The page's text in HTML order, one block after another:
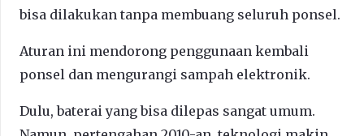
bisa dilakukan tanpa membuang seluruh ponsel.
Aturan ini mendorong penggunaan kembali
ponsel dan mengurangi sampah elektronik.
Dulu, baterai yang bisa dilepas sangat umum.